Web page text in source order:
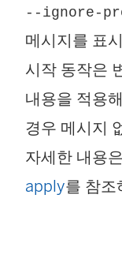
--ignore-
메시지를 표
시작 동작은
내용을 적용
경우 메시지
자세한 내용은
apply를 참조